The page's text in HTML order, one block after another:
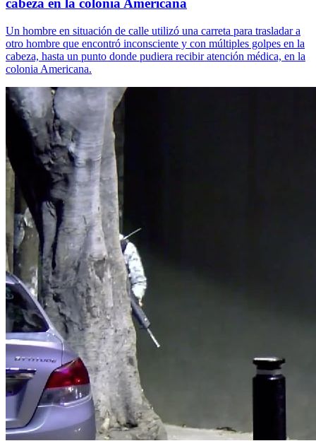
cabeza en la colonia Americana
Un hombre en situación de calle utilizó una carreta para trasladar a
otro hombre que encontró inconsciente y con múltiples golpes en la
cabeza, hasta un punto donde pudiera recibir atención médica, en la
colonia Americana.